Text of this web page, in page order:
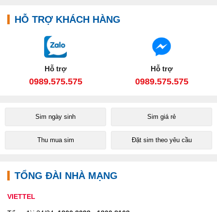
HỖ TRỢ KHÁCH HÀNG
Hỗ trợ
0989.575.575
Hỗ trợ
0989.575.575
Sim ngày sinh Sim giá rẻ
Thu mua sim Đặt sim theo yêu cầu
TỔNG ĐÀI NHÀ MẠNG
VIETTEL